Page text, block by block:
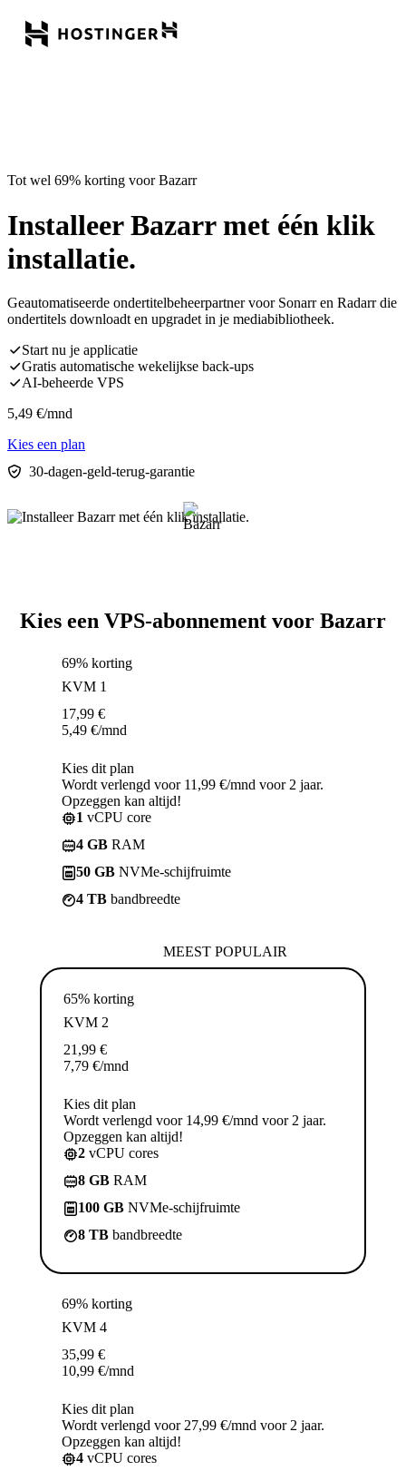
Tot wel 69% korting voor Bazarr
Installeer Bazarr met één klik
installatie.
Geautomatiseerde ondertitelbeheerpartner voor Sonarr en Radarr die
ondertitels downloadt en upgradet in je mediabibliotheek.
Start nu je applicatie
Gratis automatische wekelijkse back-ups
AI-beheerde VPS
5,49 €/mnd
Kies een plan
30-dagen-geld-terug-garantie
Kies een VPS-abonnement voor Bazarr
69% korting
KVM 1
17,99 €
5,49 €/mnd
Kies dit plan
Wordt verlengd voor 11,99 €/mnd voor 2 jaar.
Opzeggen kan altijd!
1 vCPU core
4 GB RAM
50 GB NVMe-schijfruimte
4 TB bandbreedte
MEEST POPULAIR
65% korting
KVM 2
21,99 €
7,79 €/mnd
Kies dit plan
Wordt verlengd voor 14,99 €/mnd voor 2 jaar.
Opzeggen kan altijd!
2 vCPU cores
8 GB RAM
100 GB NVMe-schijfruimte
8 TB bandbreedte
69% korting
KVM 4
35,99 €
10,99 €/mnd
Kies dit plan
Wordt verlengd voor 27,99 €/mnd voor 2 jaar.
Opzeggen kan altijd!
4 vCPU cores